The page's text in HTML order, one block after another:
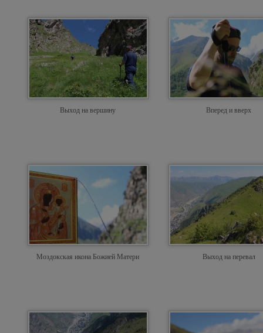
Выход на вершину Вперед и вверх
Моздокская икона Божией Матери Выход на перевал